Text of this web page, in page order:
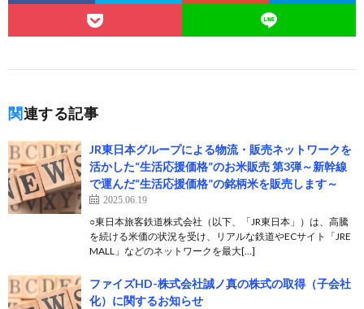
関連する記事
JR東日本グループによる物流・販売ネットワークを
活かした“生活応援価格”のお米販売 第3弾～新幹線
で運んだ“生活応援価格”の銘柄米を販売します～
2025.06.19
○東日本旅客鉄道株式会社（以下、「JR東日本」）は、高騰
を続ける米価の状況を受け、リアルな鉄道やECサイト「JRE
MALL」などのネットワークを最大[…]
ファイズHD-株式会社誠ノ真の株式の取得（子会社
化）に関するお知らせ